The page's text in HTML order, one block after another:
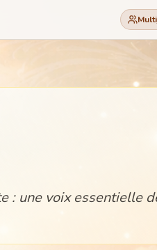
: une voix essentielle